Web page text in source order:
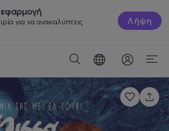
για να ανακαλύπτεις
Λήψη